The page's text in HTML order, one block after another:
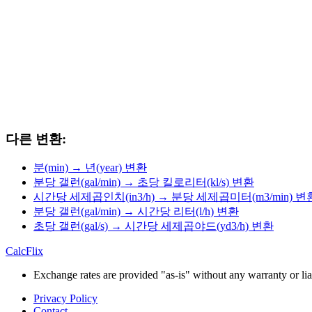
다른 변환:
분(min) → 년(year) 변환
분당 갤런(gal/min) → 초당 킬로리터(kl/s) 변환
시간당 세제곱인치(in3/h) → 분당 세제곱미터(m3/min) 변
분당 갤런(gal/min) → 시간당 리터(l/h) 변환
초당 갤런(gal/s) → 시간당 세제곱야드(yd3/h) 변환
CalcFlix
Exchange rates are provided "as-is" without any warranty or
Privacy Policy